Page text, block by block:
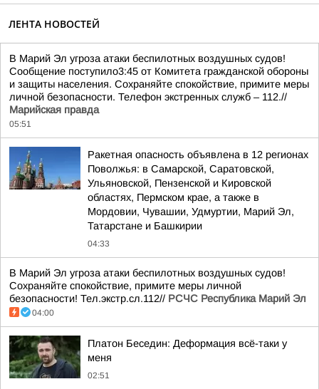
ЛЕНТА НОВОСТЕЙ
В Марий Эл угроза атаки беспилотных воздушных судов!
Сообщение поступило3:45 от Комитета гражданской обороны
и защиты населения. Сохраняйте спокойствие, примите меры
личной безопасности. Телефон экстренных служб – 112.//
Марийская правда
05:51
Ракетная опасность объявлена в 12 регионах
Поволжья: в Самарской, Саратовской,
Ульяновской, Пензенской и Кировской
областях, Пермском крае, а также в
Мордовии, Чувашии, Удмуртии, Марий Эл,
Татарстане и Башкирии
04:33
В Марий Эл угроза атаки беспилотных воздушных судов!
Сохраняйте спокойствие, примите меры личной
безопасности! Тел.экстр.сл.112// РСЧС Республика Марий Эл
04:00
Платон Беседин: Деформация всё-таки у
меня
02:51